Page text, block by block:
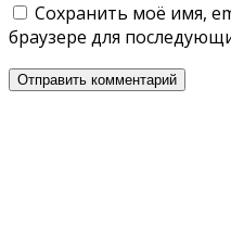
Сохранить моё имя,
браузере для